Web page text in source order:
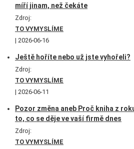
míří jinam, než čekáte
Zdroj:
TO VYMYSLÍME
2026-06-16
Ještě hoříte nebo už jste vyhořeli?
Zdroj:
TO VYMYSLÍME
2026-06-11
Pozor změna aneb Proč kniha z
to, co se děje ve vaší firmě dnes
Zdroj:
TO VYMYSLÍME